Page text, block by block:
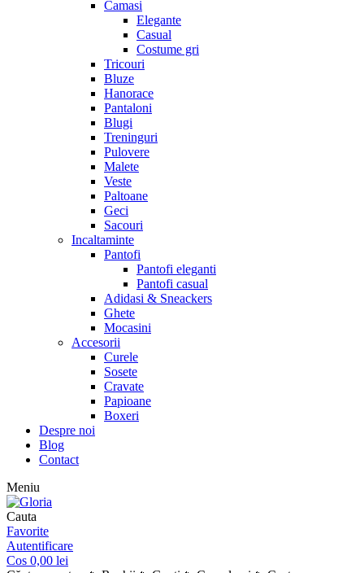
Camasi
Elegante
Casual
Costume gri
Tricouri
Bluze
Hanorace
Pantaloni
Blugi
Treninguri
Pulovere
Malete
Veste
Paltoane
Geci
Sacouri
Incaltaminte
Pantofi
Pantofi eleganti
Pantofi casual
Adidasi & Sneackers
Ghete
Mocasini
Accesorii
Curele
Sosete
Cravate
Papioane
Boxeri
Despre noi
Blog
Contact
Meniu
Cauta
Favorite
Autentificare
Cos 0,00 lei